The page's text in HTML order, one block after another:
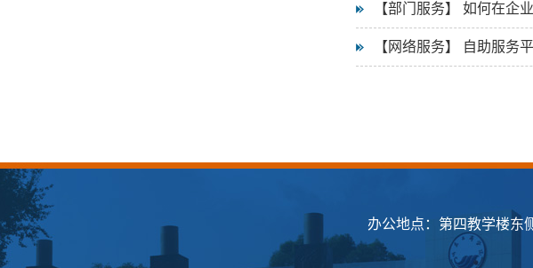
【部门服务】 如何在企
【网络服务】 自助服务
办公地点：第四教学楼